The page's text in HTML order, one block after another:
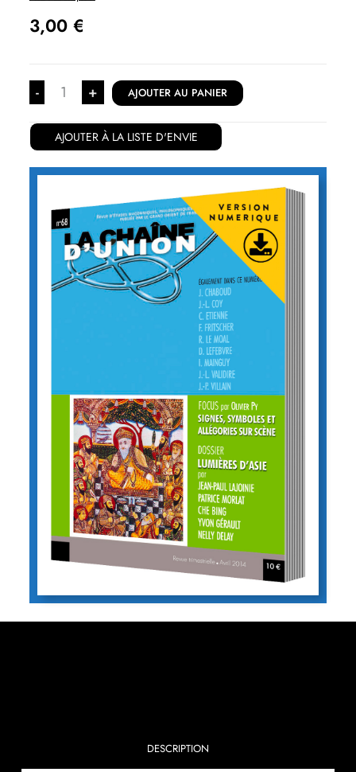
3,00 €
- + AJOUTER AU PANIER
AJOUTER À LA LISTE D'ENVIE
DESCRIPTION